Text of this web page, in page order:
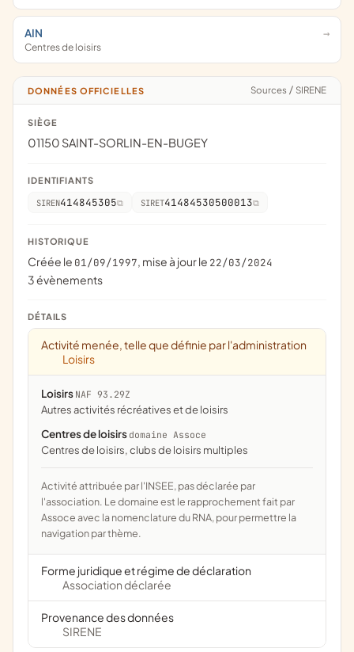
AIN
Centres de loisirs
DONNÉES OFFICIELLES Sources / SIRENE
SIÈGE
01150 SAINT-SORLIN-EN-BUGEY
IDENTIFIANTS
SIREN414845305 SIRET41484530500013
HISTORIQUE
Créée le 01/09/1997, mise à jour le 22/03/2024
3 évènements
DÉTAILS
Activité menée, telle que définie par l'administration
Loisirs
Loisirs NAF 93.29Z
Autres activités récréatives et de loisirs
Centres de loisirs domaine Assoce
centres de loisirs, clubs de loisirs multiples
Activité attribuée par l'INSEE, pas déclarée par
l'association. Le domaine est le rapprochement fait par
Assoce avec la nomenclature du RNA, pour permettre la
navigation par thème.
Forme juridique et régime de déclaration
Association déclarée
Provenance des données
SIRENE